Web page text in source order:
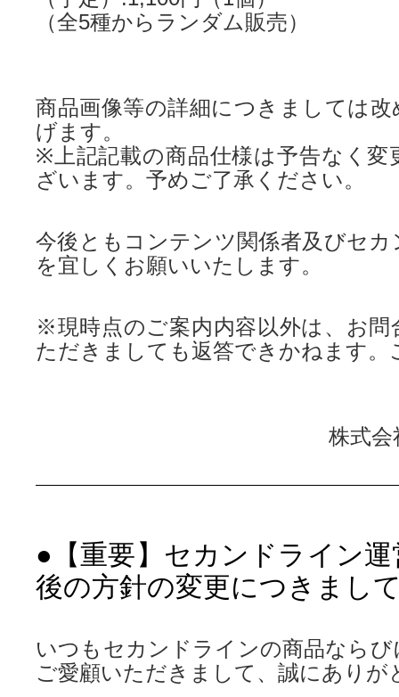
（全5種からランダム販売）
商品画像等の詳細につきましては
げます。
※上記記載の商品仕様は予告なく変
ざいます。予めご了承ください。
今後ともコンテンツ関係者及びセ
を宜しくお願いいたします。
※現時点のご案内内容以外は、お問
ただきましても返答できかねます。
株式
●【重要】セカンドライン
後の方針の変更につきまし
いつもセカンドラインの商品なら
ご愛顧いただきまして、誠にありが